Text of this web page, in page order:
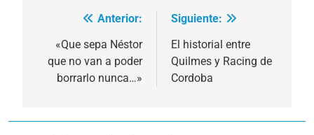
Navegación
entradas
Anterior:
«Que sepa Néstor
que no van a poder
borrarlo nunca…»
Siguiente:
El historial entre
Quilmes y Racing de
Cordoba